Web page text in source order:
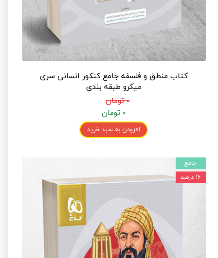
کتاب منطق و فلسفه جامع کنکور انسانی سری
میکرو طبقه بندی
۰ تومان
۰ تومان
افزودن به سبد خرید
جامع
۱۶ درصد